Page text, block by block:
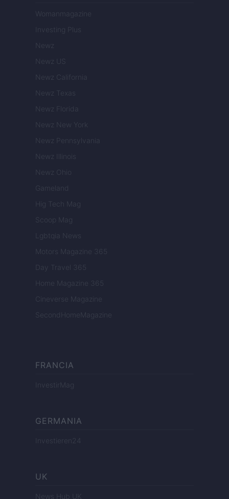
Womanmagazine
Investing Plus
Newz
Newz US
Newz California
Newz Texas
Newz Florida
Newz New York
Newz Pennsylvania
Newz Illinois
Newz Ohio
Gameland
Hig Tech Mag
Scoop Mag
Lgbtqia News
Motors Magazine 365
Day Travel 365
Home Magazine 365
Cineverse Magazine
SecondHomeMagazine
FRANCIA
InvestirMag
GERMANIA
Investieren24
UK
News Hub UK